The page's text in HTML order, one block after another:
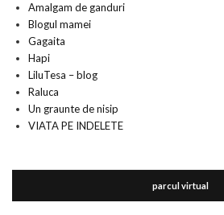
Amalgam de ganduri
Blogul mamei
Gagaita
Hapi
LiluTesa – blog
Raluca
Un graunte de nisip
VIATA PE INDELETE
parcul virtual